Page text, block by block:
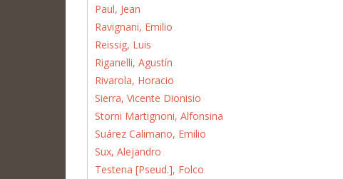
Paul, Jean
Ravignani, Emilio
Reissig, Luis
Riganelli, Agustín
Rivarola, Horacio
Sierra, Vicente Dionisio
Storni Martignoni, Alfonsina
Suárez Calimano, Emilio
Sux, Alejandro
Testena [Pseud.], Folco